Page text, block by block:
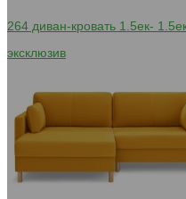
264 диван-кровать 1.5ек-
эксклюзив